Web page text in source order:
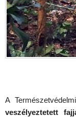
A
veszélyeztetett